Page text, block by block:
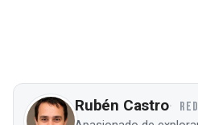
Rubén Castro